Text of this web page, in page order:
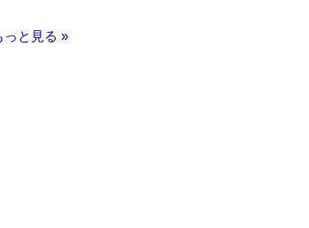
っと見る »